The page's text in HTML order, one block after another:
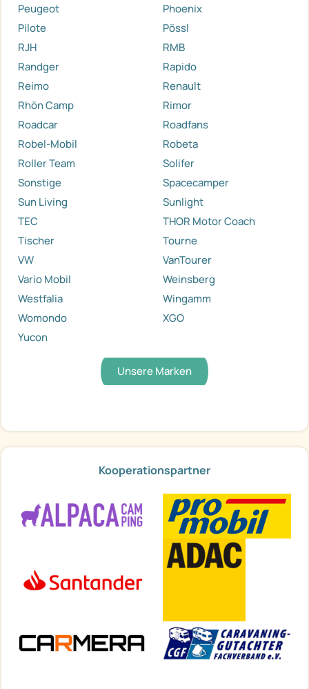
Peugeot
Phoenix
Pilote
Pössl
RJH
RMB
Randger
Rapido
Reimo
Renault
Rhön Camp
Rimor
Roadcar
Roadfans
Robel-Mobil
Robeta
Roller Team
Solifer
Sonstige
Spacecamper
Sun Living
Sunlight
TEC
THOR Motor Coach
Tischer
Tourne
VW
VanTourer
Vario Mobil
Weinsberg
Westfalia
Wingamm
Womondo
XGO
Yucon
Unsere Marken
Kooperationspartner